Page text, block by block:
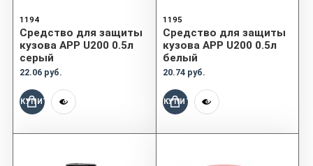
1194
Средство для защиты
кузова APP U200 0.5л
серый
22.06 руб.
КУПИТЬ
1195
Средство для защиты
кузова APP U200 0.5л
белый
20.74 руб.
КУПИТЬ